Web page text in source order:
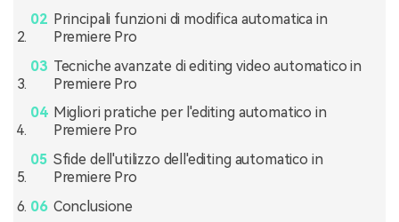
Principali funzioni di modifica automatica in
Premiere Pro
Tecniche avanzate di editing video automatico in
Premiere Pro
Migliori pratiche per l'editing automatico in
Premiere Pro
Sfide dell'utilizzo dell'editing automatico in
Premiere Pro
Conclusione